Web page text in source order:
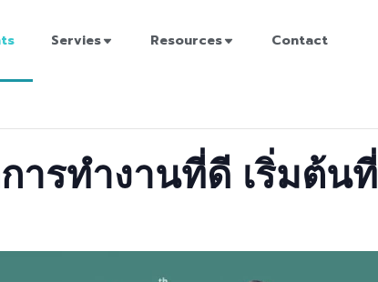
Servies Resources Contact
ารทำงานที่ดี เริ่มต้นที่